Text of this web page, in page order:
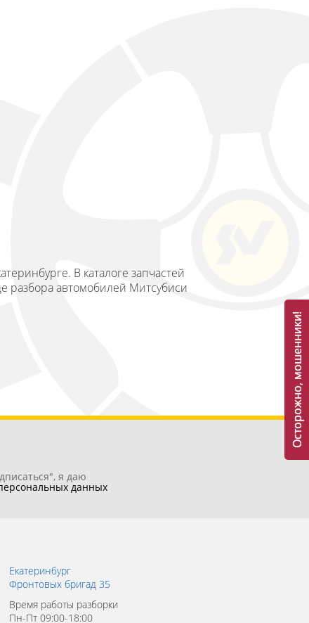
В каталоге запчастей
разбора автомобилей Митсубиси
я даю
данных
Екатеринбург
Фронтовых бригад 35
Время работы разборки
Пн-Пт 09:00-18:00
Осторожно, мошенники!